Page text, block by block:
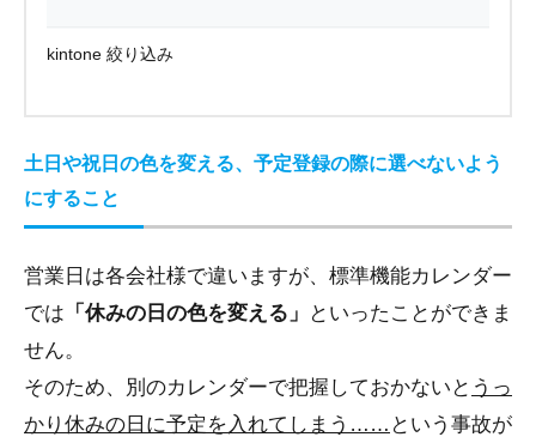
kintone 絞り込み
土日や祝日の色を変える、予定登録の際に選べないよう
にすること
営業日は各会社様で違いますが、標準機能カレンダー
では 「休みの日の色を変える」
といったことができま
せん。
そのため、別のカレンダーで把握しておかないと うっ
かり休みの日に予定を入れてしまう…… という事故が